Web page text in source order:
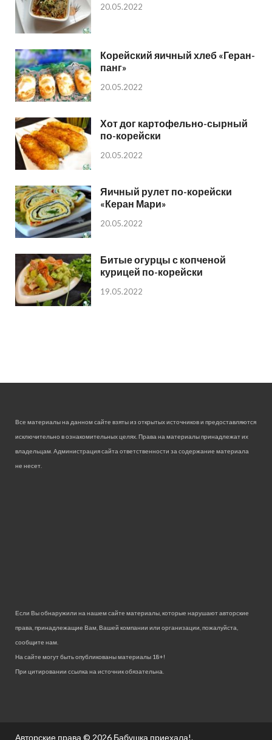
20.05.2022
Корейский яичный хлеб «Геран-
панг»
20.05.2022
Хот дог картофельно-сырный
по-корейски
20.05.2022
Яичный рулет по-корейски
«Керан Мари»
20.05.2022
Битые огурцы с копченой
курицей по-корейски
19.05.2022
Все материалы на данном сайте взяты из открытых источников и предоставляются
исключительно в ознакомительных целях. Права на материалы принадлежат их
владельцам. Администрация сайта ответственности за содержание материала
не несет.
Если Вы обнаружили на нашем сайте материалы, которые нарушают авторские
права, принадлежащие Вам, Вашей компании или организации, пожалуйста,
сообщите нам.
На сайте могут быть опубликованы материалы 18+!
При цитировании ссылка на источник обязательна.
Авторские права © 2026 Бабушка приехала!.